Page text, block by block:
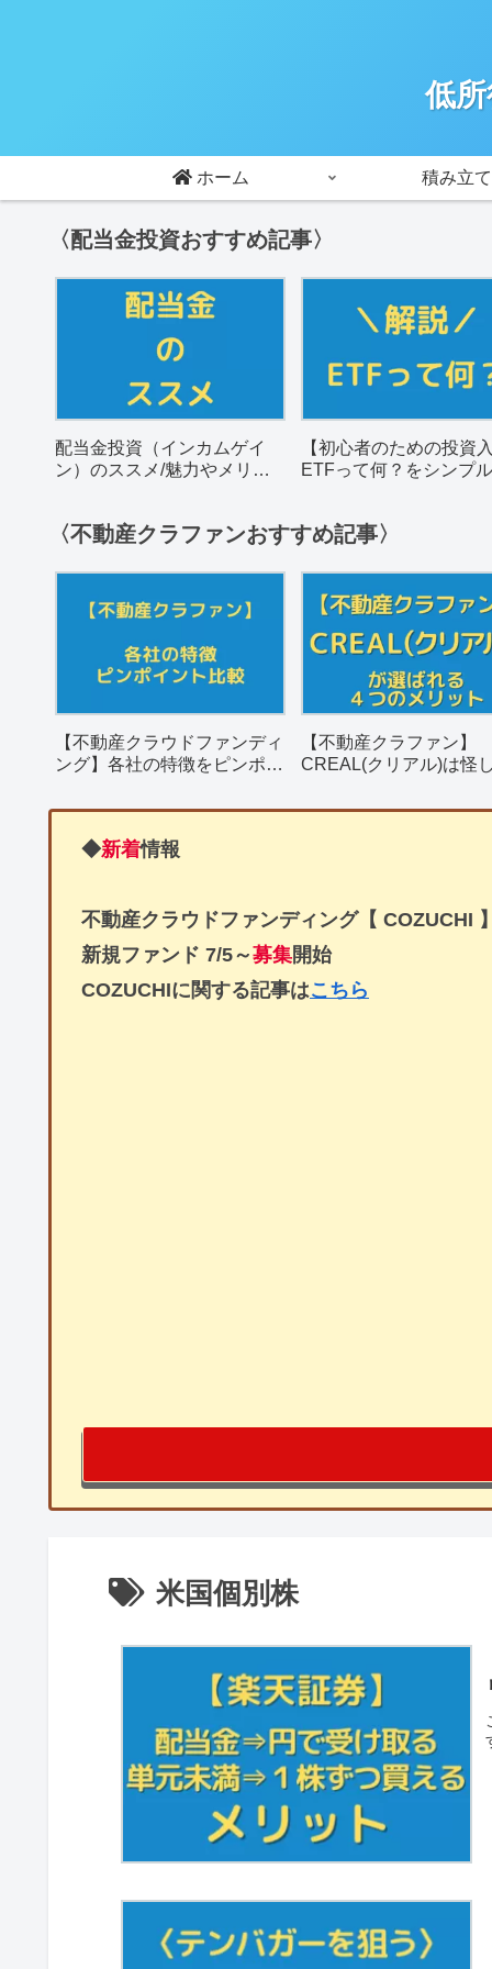
低
ホーム 積み立
〈配当金投資おすすめ記事〉
配当金投資（インカムゲイ
ン）のススメ/魅力やメリッ
【初心者のための投資
ETFって何？をシンプ
〈不動産クラファンおすすめ記事〉
【不動産クラウドファンディ
ング】各社の特徴をピンポイ
【不動産クラファン】
CREAL(クリアル)は怪
を解説。
◆新着情報
不動産クラウドファンディング【 COZUCHI
新規ファンド 7/5～募集開始
COZUCHIに関する記事はこちら
米国個別株